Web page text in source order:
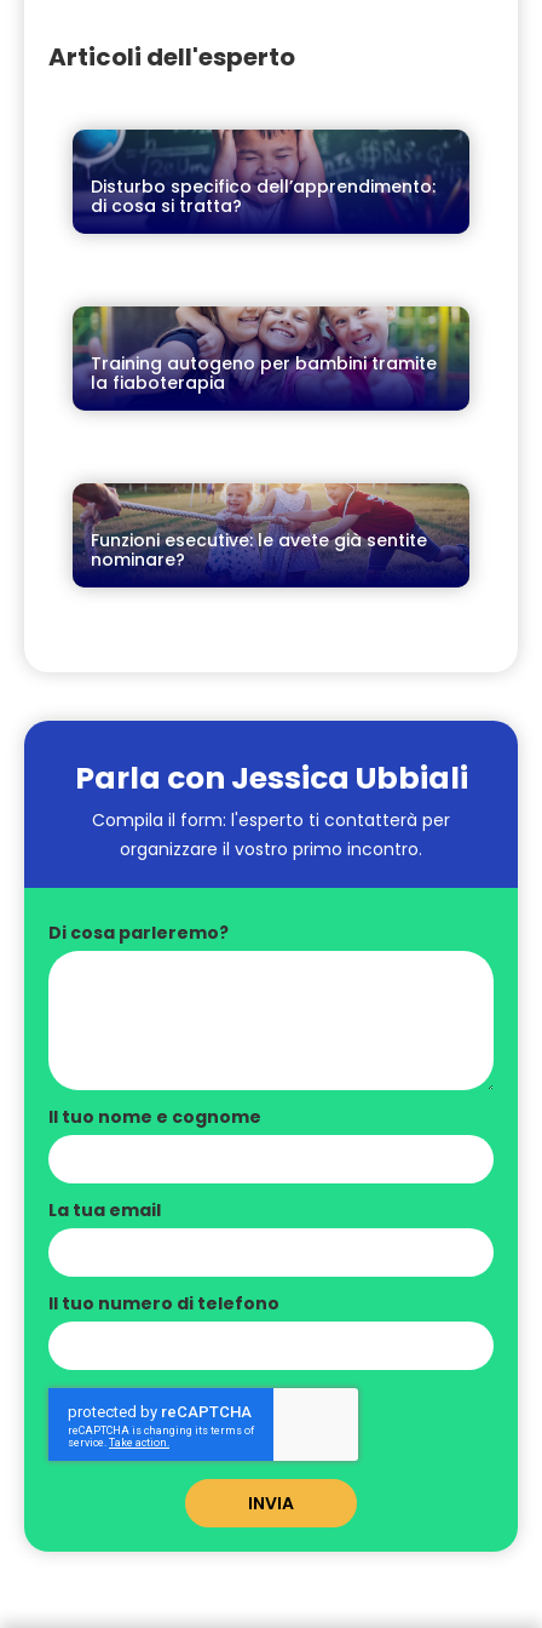
Articoli dell'esperto
Disturbo specifico dell’apprendimento:
di cosa si tratta?
Training autogeno per bambini tramite
la fiaboterapia
Funzioni esecutive: le avete già sentite
nominare?
Parla con Jessica Ubbiali
Compila il form: l'esperto ti contatterà per
organizzare il vostro primo incontro.
Di cosa parleremo?
Il tuo nome e cognome
La tua email
Il tuo numero di telefono
INVIA